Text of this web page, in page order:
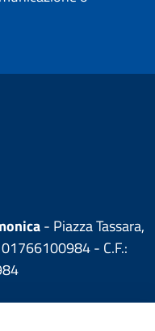
- Piazza Tassara,
- C.F.: